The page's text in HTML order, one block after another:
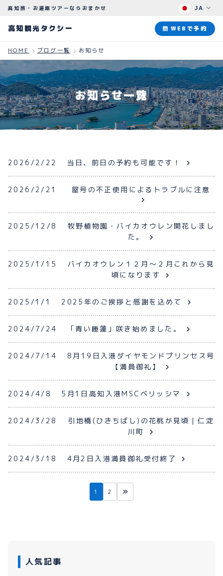
高知観光タクシー
ABOUT
観光タクシーについて
PLAN
観光プラン
お問い合わせ
メールで予約
WEBで予約
JA
高知旅・お遍路ツアーならおまかせ
高知観光タクシー WEBで予約
HOME ブログ一覧 お知らせ
お知らせ一覧
2026/2/22 当日、前日の予約も可能です！
2026/2/21 屋号の不正使用によるトラブルに注意
2025/12/8
牧野植物園・バイカオウレン開花しまし
た。
2025/1/15
バイカオウレン１２月〜２月これから見
頃になります
2025/1/1 2025年のご挨拶と感謝を込めて
2024/7/24 「青い睡蓮」咲き始めました。
2024/7/14
8月19日入港ダイヤモンドプリンセス号
【満員御礼】
2024/4/8 5月1日高知入港MSCベリッシマ
2024/3/28
引地橋(ひきちばし)の花桃が見頃｜仁淀
川町
2024/3/18 4月2日入港満員御礼受付終了
1 2
人気記事